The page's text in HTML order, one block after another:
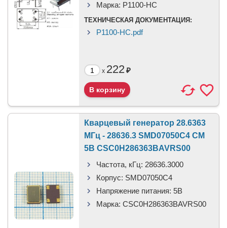
Марка: P1100-HC
ТЕХНИЧЕСКАЯ ДОКУМЕНТАЦИЯ:
P1100-HC.pdf
x 222₽
Кварцевый генератор 28.6363
МГц - 28636.3 SMD07050C4 CM
5В CSC0H286363BAVRS00
Частота, кГц: 28636.3000
Корпус: SMD07050C4
Напряжение питания: 5В
Марка: CSC0H286363BAVRS00